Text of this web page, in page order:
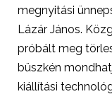
megnyitási
Lázár János.
próbált meg
büszkén
kiállítási